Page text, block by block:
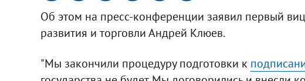
Об этом на пресс-конференции заявил первый
развития и торговли Андрей Клюев.
"Мы закончили процедуру подготовки к